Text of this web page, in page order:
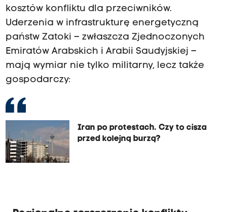
kosztów konfliktu dla przeciwników.
Uderzenia w infrastrukturę energetyczną
państw Zatoki – zwłaszcza Zjednoczonych
Emiratów Arabskich i Arabii Saudyjskiej –
mają wymiar nie tylko militarny, lecz także
gospodarczy:
Iran po protestach. Czy to cisza
przed kolejną burzą?